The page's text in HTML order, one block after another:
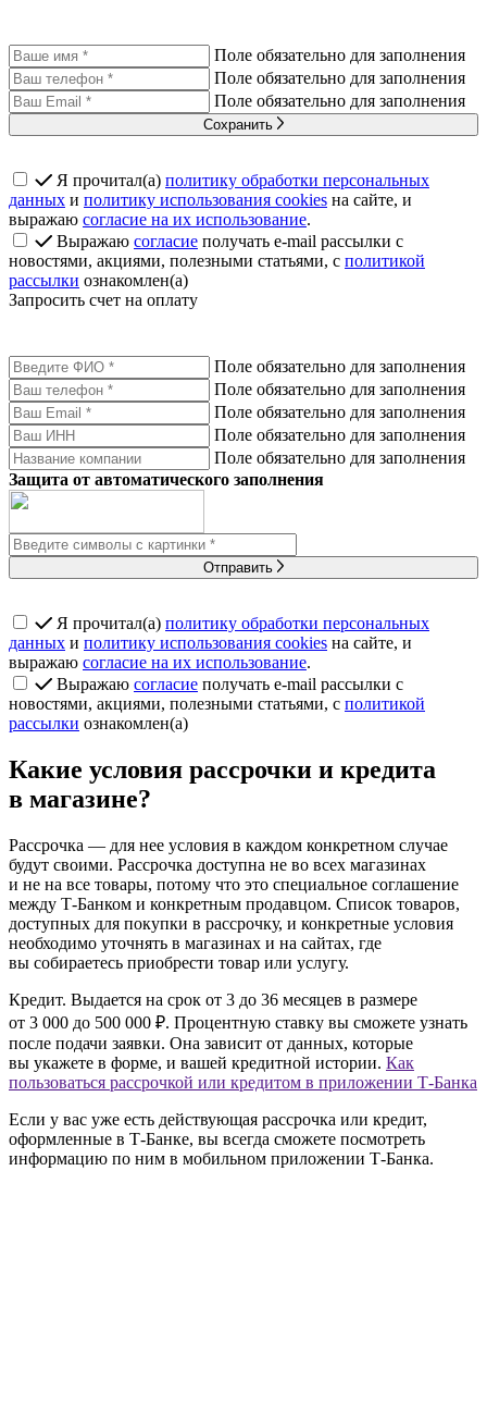
Поле обязательно для заполнения
Поле обязательно для заполнения
Поле обязательно для заполнения
Сохранить
Я прочитал(а) политику обработки персональных
данных и политику использования cookies на сайте, и
выражаю согласие на их использование.
Выражаю согласие получать e-mail рассылки с
новостями, акциями, полезными статьями, с политикой
рассылки ознакомлен(а)
Запросить счет на оплату
Поле обязательно для заполнения
Поле обязательно для заполнения
Поле обязательно для заполнения
Поле обязательно для заполнения
Поле обязательно для заполнения
Защита от автоматического заполнения
Отправить
Я прочитал(а) политику обработки персональных
данных и политику использования cookies на сайте, и
выражаю согласие на их использование.
Выражаю согласие получать e-mail рассылки с
новостями, акциями, полезными статьями, с политикой
рассылки ознакомлен(а)
Какие условия рассрочки и кредита
в магазине?
Рассрочка — для нее условия в каждом конкретном случае
будут своими. Рассрочка доступна не во всех магазинах
и не на все товары, потому что это специальное соглашение
между Т‑Банком и конкретным продавцом. Список товаров,
доступных для покупки в рассрочку, и конкретные условия
необходимо уточнять в магазинах и на сайтах, где
вы собираетесь приобрести товар или услугу.
Кредит. Выдается на срок от 3 до 36 месяцев в размере
от 3 000 до 500 000 ₽. Процентную ставку вы сможете узнать
после подачи заявки. Она зависит от данных, которые
вы укажете в форме, и вашей кредитной истории. Как
пользоваться рассрочкой или кредитом в приложении Т‑Банка
Если у вас уже есть действующая рассрочка или кредит,
оформленные в Т‑Банке, вы всегда сможете посмотреть
информацию по ним в мобильном приложении Т‑Банка.